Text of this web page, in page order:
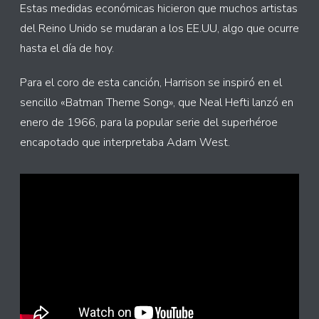
Estas medidas económicas hicieron que muchos artistas
del Reino Unido se mudaran a los EE.UU, algo que ocurre
hasta el día de hoy.
Para el coro de esta canción, Harrison se inspiró en el
sencillo «Batman Theme Song», que Neal Hefti lanzó en
enero de 1966, para la popular serie del superhéroe
encapotado que interpretaba Adam West.